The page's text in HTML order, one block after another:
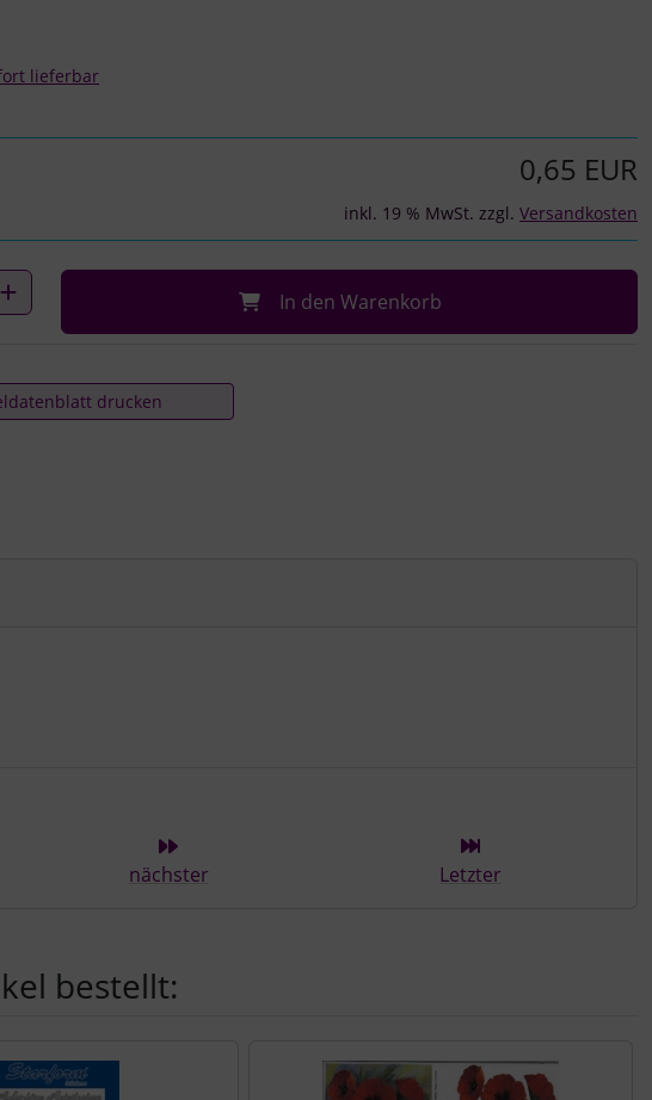
lieferbar
0,65 EUR
inkl. 19 % MwSt. zzgl. Versandkosten
In den Warenkorb
drucken
dieser Kategorie
nächster Letzter
bestellt: